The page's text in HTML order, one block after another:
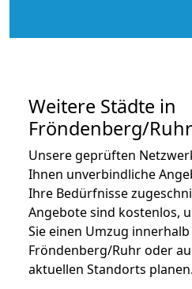
Weitere Städte in
Fröndenberg/Ruhr
Unsere geprüften
Ihnen unverbindliche
Ihre Bedürfnisse
Angebote sind kostenlos,
Sie einen Umzug
Fröndenberg/Ruhr oder
aktuellen Standorts planen.